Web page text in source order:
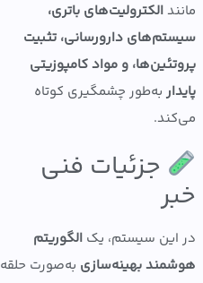
الکترولیت‌های باتری،
دارورسانی، تثبیت
و مواد کامپوزیتی
به‌طور چشمگیری کوتاه
جزئیات فنی
سیستم، یکالگوریتم
بهینه‌سازیبه‌صورت حلقه